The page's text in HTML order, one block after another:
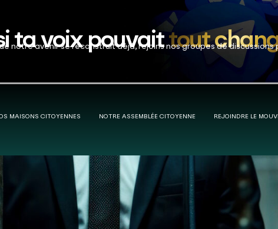
ta voix pouvait tout
notre avenir se reconstruit déjà, rejoins nos groupes de discussions
MAISONS CITOYENNES NOTRE ASSEMBLÉE CITOYENNE REJOINDRE LE